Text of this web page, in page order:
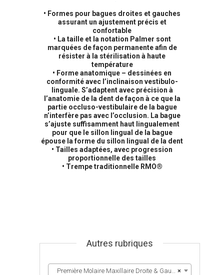
• Formes pour bagues droites et gauches
assurant un ajustement précis et
confortable
• La taille et la notation Palmer sont
marquées de façon permanente afin de
résister à la stérilisation à haute
température
• Forme anatomique – dessinées en
conformité avec l’inclinaison vestibulo-
linguale. S’adaptent avec précision à
l’anatomie de la dent de façon à ce que la
partie occluso-vestibulaire de la bague
n’interfère pas avec l’occlusion. La bague
s’ajuste suffisamment haut lingualement
pour que le sillon lingual de la bague
épouse la forme du sillon lingual de la dent
• Tailles adaptées, avec progression
proportionnelle des tailles
• Trempe traditionnelle RMO®
Autres rubriques
×
Première Molaire Maxillaire Droite & Gauche